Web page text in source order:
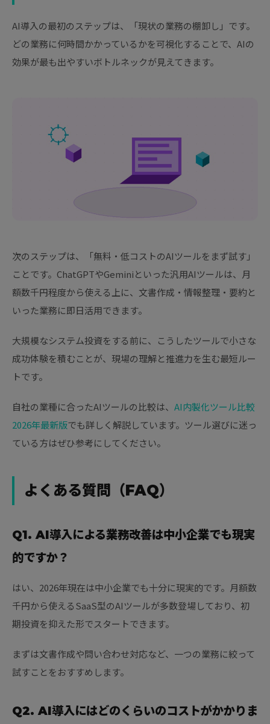
AI導入の最初のステップは、「現状の業務の棚卸し」です。
どの業務に何時間かかっているかを可視化することで、AIの
効果が最も出やすいボトルネックが見えてきます。
次のステップは、「無料・低コストのAIツールをまず試す」
ことです。ChatGPTやGeminiといった汎用AIツールは、月
額数千円程度から使える上に、文書作成・情報整理・要約と
いった業務に即日活用できます。
大規模なシステム投資をする前に、こうしたツールで小さな
成功体験を積むことが、現場の理解と推進力を生む最短ルー
トです。
自社の業種に合ったAIツールの比較は、 AI内製化ツール比較
2026年最新版でも詳しく解説しています。ツール選びに迷っ
ている方はぜひ参考にしてください。
よくある質問（FAQ）
Q1. AI導入による業務改善は中小企業でも現実
的ですか？
はい、2026年現在は中小企業でも十分に現実的です。月額数
千円から使えるSaaS型のAIツールが多数登場しており、初
期投資を抑えた形でスタートできます。
まずは文書作成や問い合わせ対応など、一つの業務に絞って
試すことをおすすめします。
Q2. AI導入にはどのくらいのコストがかかりま